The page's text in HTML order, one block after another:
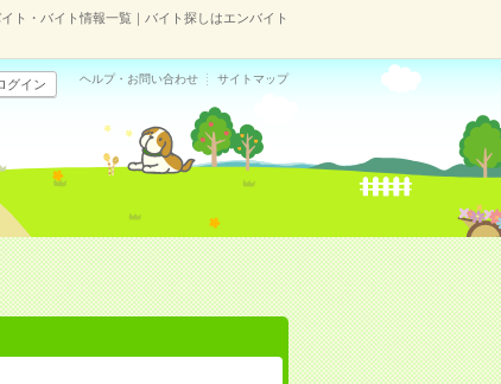
ト・バイト情報一覧｜バイト探しはエンバイト
グイン ヘルプ・お問い合わせ サイトマップ